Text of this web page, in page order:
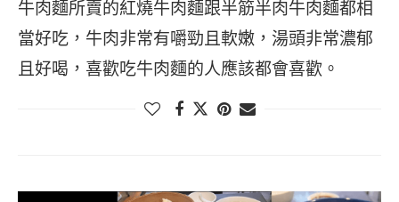
牛肉麵所賣的紅燒牛肉麵跟半筋半肉牛肉麵都相
當好吃，牛肉非常有嚼勁且軟嫩，湯頭非常濃郁
且好喝，喜歡吃牛肉麵的人應該都會喜歡。